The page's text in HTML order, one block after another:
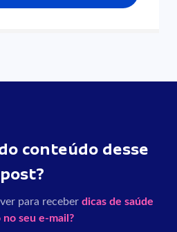
conteúdo desse
post?
para receber dicas de saúde
seu e-mail?